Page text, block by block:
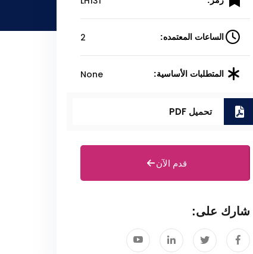
الساعات المعتمده: 2
المتطلبات الأساسية: None
تحميل PDF
قدم الآن
شارك على: